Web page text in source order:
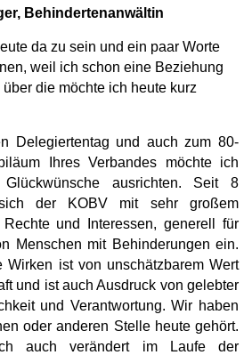
Behindertenanwältin
da zu sein und ein paar Worte
weil ich schon eine Beziehung
die möchte ich heute kurz
Delegiertentag und auch zum 80-
Ihres Verbandes möchte ich
Glückwünsche ausrichten. Seit 8
der KOBV mit sehr großem
und Interessen, generell für
Menschen mit Behinderungen ein.
Wirken ist von unschätzbarem Wert
und ist auch Ausdruck von gelebter
und Verantwortung. Wir haben
oder anderen Stelle heute gehört.
auch verändert im Laufe der